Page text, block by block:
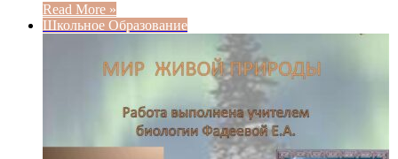
Read More »
Школьное Образование